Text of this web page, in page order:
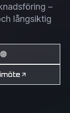
–
långsiktig